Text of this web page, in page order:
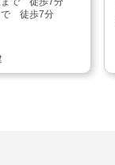
で 徒歩7分